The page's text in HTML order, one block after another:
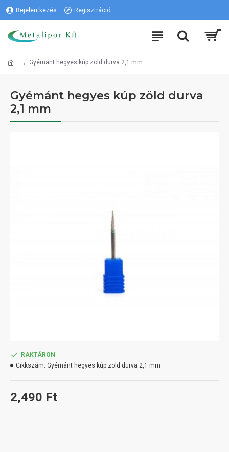
Bejelentkezés Regisztráció
Gyémánt hegyes kúp zöld durva 2,1 mm
Gyémánt hegyes kúp zöld durva
2,1 mm
2,490 Ft
RAKTÁRON
Cikkszám: Gyémánt hegyes kúp zöld durva 2,1 mm